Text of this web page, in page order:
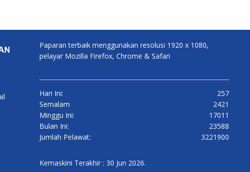
Paparan terbaik menggunakan resolusi 1920 x 1080,
pelayar Mozilla Firefox, Chrome & Safari
Hari Ini:
257
Semalam
2421
Minggu Ini:
17011
Bulan Ini:
23588
Jumlah Pelawat:
3221900
Kemaskini Terakhir : 30 Jun 2026.